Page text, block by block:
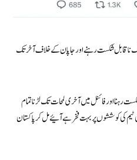
تک ناقابل شکست رہنے اور جاپان کے خلاف آخر تک
رہنا اور فائنل میں آخری لمحات تک لڑنا تمام
کی کوششوں پر بہت فخر ہے آئیے مل کر پاکستان